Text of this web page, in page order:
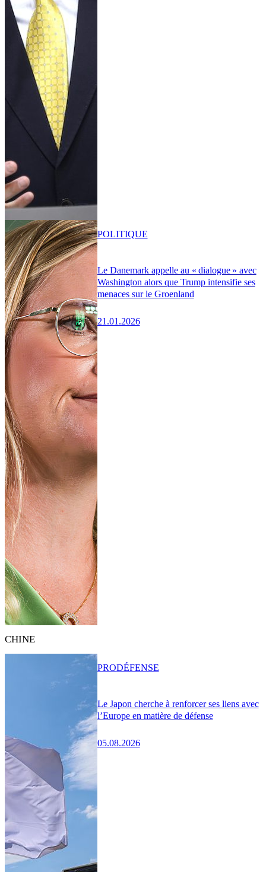
Le Danemark appelle au « dialogue » avec
Washington alors que Trump intensifie ses
menaces sur le Groenland
21.01.2026
POLITIQUE
CHINE
Le Japon cherche à renforcer ses liens avec
l’Europe en matière de défense
05.08.2026
PRODÉFENSE